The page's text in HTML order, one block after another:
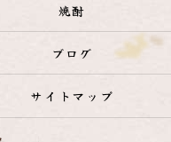
焼酎
ブログ
サイトマップ